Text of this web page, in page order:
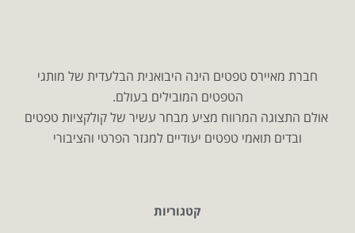
חברת מאיירס טפטים הינה היבואנית הבלעדית של מותגי
הטפטים המובילים בעולם.
אולם התצוגה המרווח מציע מבחר עשיר של קולקציות טפטים
ובדים תואמי טפטים יעודיים למגזר הפרטי והציבורי
קטגוריות